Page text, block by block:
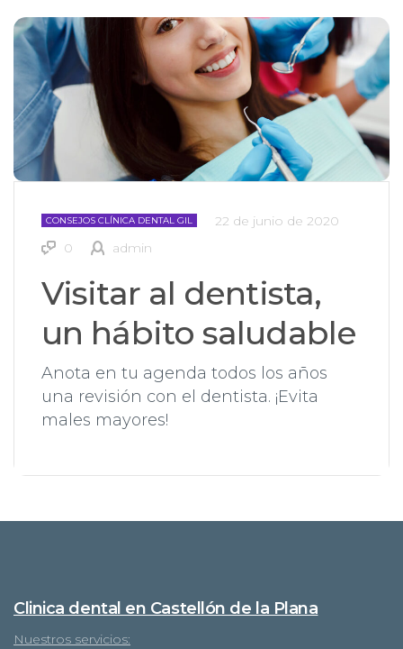
CONSEJOS CLÍNICA DENTAL GIL
22 de junio de 2020
0
admin
Visitar al dentista,
un hábito saludable
Anota en tu agenda todos los años
una revisión con el dentista. ¡Evita
males mayores!
Clinica dental en Castellón de la Plana
Nuestros servicios: